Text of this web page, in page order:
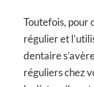
Toutefois, pour
régulier et
dentaire
réguliers chez